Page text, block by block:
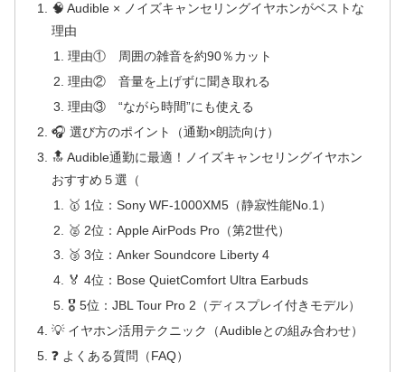
🧠 Audible × ノイズキャンセリングイヤホンがベストな
理由
理由① 周囲の雑音を約90％カット
理由② 音量を上げずに聞き取れる
理由③ “ながら時間”にも使える
🎧 選び方のポイント（通勤×朗読向け）
🔝 Audible通勤に最適！ノイズキャンセリングイヤホン
おすすめ５選（
🥇 1位：Sony WF-1000XM5（静寂性能No.1）
🥈 2位：Apple AirPods Pro（第2世代）
🥉 3位：Anker Soundcore Liberty 4
🏅 4位：Bose QuietComfort Ultra Earbuds
🎖 5位：JBL Tour Pro 2（ディスプレイ付きモデル）
💡 イヤホン活用テクニック（Audibleとの組み合わせ）
❓ よくある質問（FAQ）